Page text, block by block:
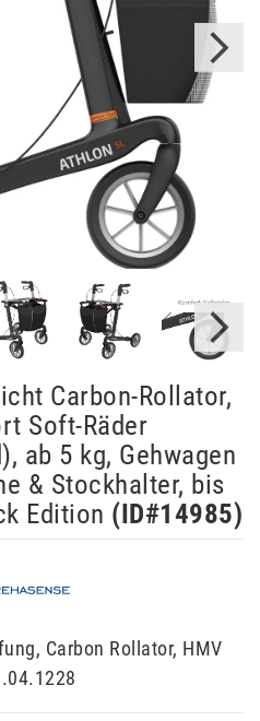
Carbon-Rollator,
Soft-Räder
ab 5 kg, Gehwagen
& Stockhalter, bis
Edition (ID#14985)
Carbon Rollator, HMV